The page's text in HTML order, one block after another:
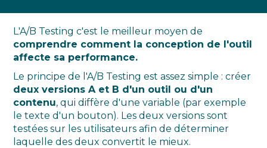
L'A/B Testing c'est le meilleur moyen de
comprendre comment la conception de l'outil
affecte sa performance.
Le principe de l'A/B Testing est assez simple : créer
deux versions A et B d'un outil ou d'un
contenu, qui diffère d'une variable (par exemple
le texte d'un bouton). Les deux versions sont
testées sur les utilisateurs afin de déterminer
laquelle des deux convertit le mieux.